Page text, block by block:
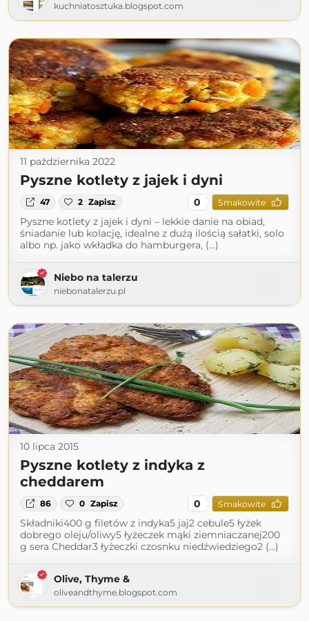
kuchniatosztuka.blogspot.com
11 października 2022
Pyszne kotlety z jajek i dyni
47 2 Zapisz 0 Smakowite
Pyszne kotlety z jajek i dyni – lekkie danie na obiad,
śniadanie lub kolację, idealne z dużą ilością sałatki, solo
albo np. jako wkładka do hamburgera, (...)
Niebo na talerzu
niebonatalerzu.pl
10 lipca 2015
Pyszne kotlety z indyka z
cheddarem
86 0 Zapisz 0 Smakowite
Składniki400 g filetów z indyka5 jaj2 cebule5 łyżek
dobrego oleju/oliwy5 łyżeczek mąki ziemniaczanej200
g sera Cheddar3 łyżeczki czosnku niedźwiedziego2 (...)
Olive, Thyme &
oliveandthyme.blogspot.com